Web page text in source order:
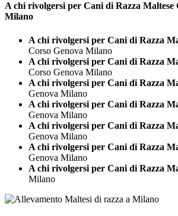
A chi rivolgersi per Cani di Razza Maltese
Milano
A chi rivolgersi per Cani di Razza
Corso Genova Milano
A chi rivolgersi per Cani di Razza
Corso Genova Milano
A chi rivolgersi per Cani di Razza
Genova Milano
A chi rivolgersi per Cani di Razza
Genova Milano
A chi rivolgersi per Cani di Razza
Genova Milano
A chi rivolgersi per Cani di Razza
Genova Milano
A chi rivolgersi per Cani di Razza
Milano